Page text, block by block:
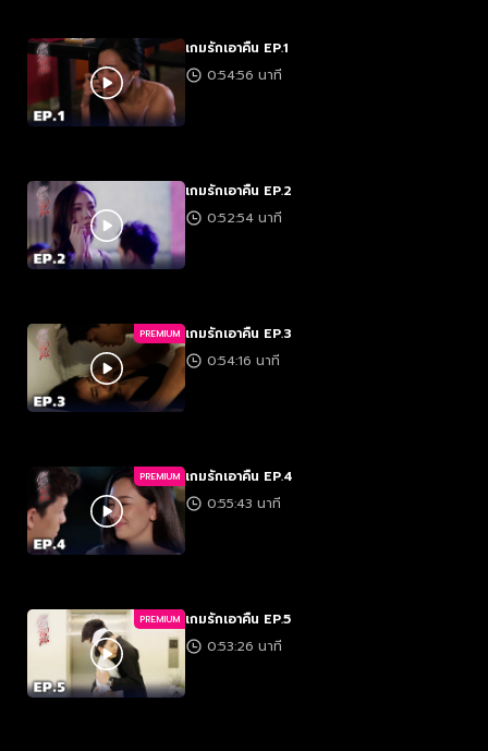
เกมรักเอาคืน EP.1
0:54:56 นาที
เกมรักเอาคืน EP.2
0:52:54 นาที
PREMIUM เกมรักเอาคืน EP.3
0:54:16 นาที
PREMIUM เกมรักเอาคืน EP.4
0:55:43 นาที
PREMIUM เกมรักเอาคืน EP.5
0:53:26 นาที